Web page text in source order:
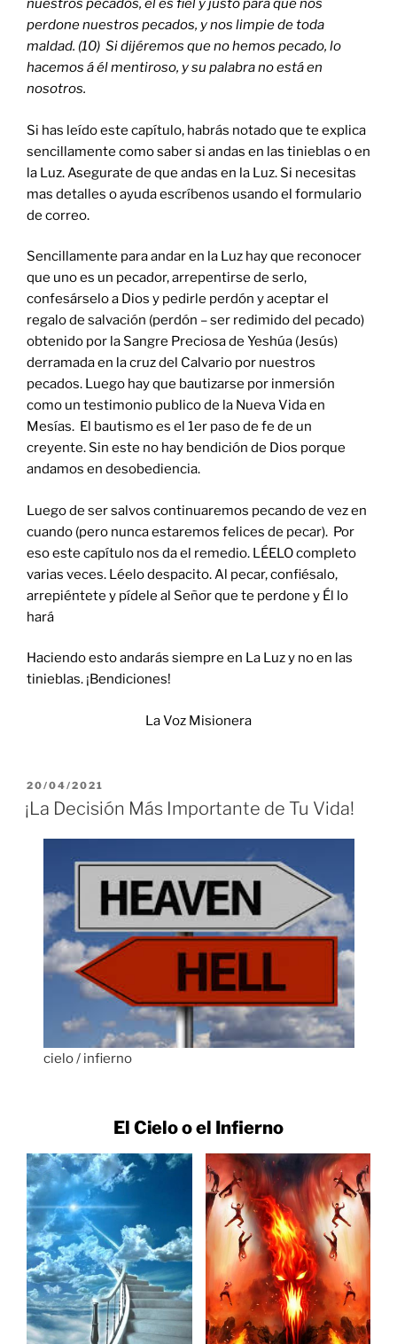
nuestros pecados, él es fiel y justo para que nos
perdone nuestros pecados, y nos limpie de toda
maldad. (10) Si dijéremos que no hemos pecado, lo
hacemos á él mentiroso, y su palabra no está en
nosotros.
Si has leído este capítulo, habrás notado que te explica
sencillamente como saber si andas en las tinieblas o en
la Luz. Asegurate de que andas en la Luz. Si necesitas
mas detalles o ayuda escríbenos usando el formulario
de correo.
Sencillamente para andar en la Luz hay que reconocer
que uno es un pecador, arrepentirse de serlo,
confesárselo a Dios y pedirle perdón y aceptar el
regalo de salvación (perdón – ser redimido del pecado)
obtenido por la Sangre Preciosa de Yeshúa (Jesús)
derramada en la cruz del Calvario por nuestros
pecados. Luego hay que bautizarse por inmersión
como un testimonio publico de la Nueva Vida en
Mesías. El bautismo es el 1er paso de fe de un
creyente. Sin este no hay bendición de Dios porque
andamos en desobediencia.
Luego de ser salvos continuaremos pecando de vez en
cuando (pero nunca estaremos felices de pecar). Por
eso este capítulo nos da el remedio. LÉELO completo
varias veces. Léelo despacito. Al pecar, confiésalo,
arrepiéntete y pídele al Señor que te perdone y Él lo
hará
Haciendo esto andarás siempre en La Luz y no en las
tinieblas. ¡Bendiciones!
La Voz Misionera
POSTED
ON
20/04/2021
¡La Decisión Más Importante de Tu Vida!
cielo / infierno
El Cielo o el Infierno